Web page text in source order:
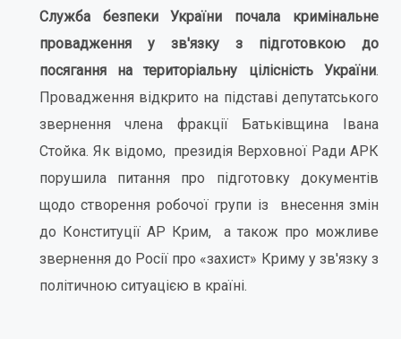
Служба безпеки України почала кримінальне
провадження у зв'язку з підготовкою до
посягання на територіальну цілісність України.
Провадження відкрито на підставі депутатського
звернення члена фракції Батьківщина Івана
Стойка. Як відомо, президія Верховної Ради АРК
порушила питання про підготовку документів
щодо створення робочої групи із внесення змін
до Конституції АР Крим, а також про можливе
звернення до Росії про «захист» Криму у зв'язку з
політичною ситуацією в країні.